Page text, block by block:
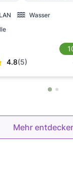
Wasser
4.8(5)
Mehr